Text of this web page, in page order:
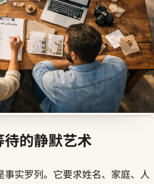
的静默艺术
实罗列。它要求姓名、家庭、人